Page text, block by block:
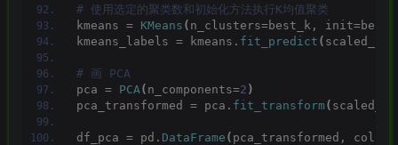
# 使用选定的聚类数和初始化方法执行K均值聚类
kmeans = KMeans ( n_clusters=best_k,
kmeans_labels = kmeans. fit_predict (
# 画 PCA
pca = PCA ( n_components=2 )
pca_transformed = pca. fit_transform (
df_pca = pd. DataFrame ( pca_transformed,